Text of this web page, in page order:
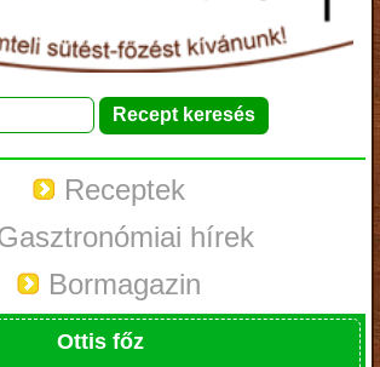
Receptek
hírek
Bormagazin
Ottis főz